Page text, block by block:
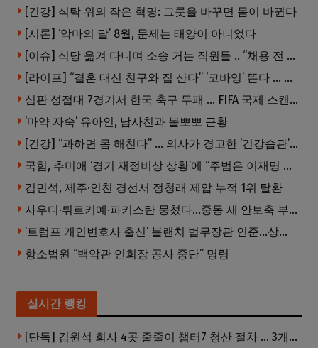
[건강] 식탁 위의 작은 혁명: 그릇을 바꾸면 몸이 바뀐다
[시론] ‘악마의 달’ 8월, 문제는 태양이 아니었다
[이슈] 식당 옮겨 다니며 소송 거는 직원들 .. “채용 전 반드시 확인해야”
[라이프] “결혼 대신 친구와 집 산다” ‘코바잉’ 뜬다 … 내 집 마련 공식 바뀌었다
심판 성접대 7경기서 한국 축구 무패 … FIFA 국제 스캔들 번지나
‘마약 자숙’ 유아인, 남사친과 볼뽀뽀 근황
[건강] “과하면 몸 해친다” … 의사가 경고한 ‘건강습관’ 5가지
국힘, 추미애 ‘경기 재정비상 상황’에 “주범은 이재명 전 지사”
김민석, 제주·인천 경선서 정청래 제압 누적 1위 탈환
사우디·튀르키예·파키스탄 뭉쳤다…중동 새 안보축 부상하나
‘트럼프 개인변호사 출신’ 블랜치 법무장관 인준…상원 50대49 가결
항소법원 “백악관 연회장 공사 중단” 명령
실시간 랭킹
[단독] 김원석 회사 4곳 줄줄이 챕터7 청산 절차 … 3개 법인 같은 날 동시 파산 신청